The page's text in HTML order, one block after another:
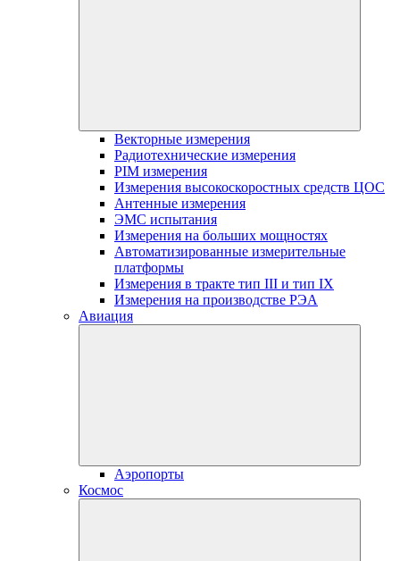
Векторные измерения
Радиотехнические измерения
PIM измерения
Измерения высокоскоростных средств ЦОС
Антенные измерения
ЭМС испытания
Измерения на больших мощностях
Автоматизированные измерительные
платформы
Измерения в тракте тип III и тип IX
Измерения на производстве РЭА
Авиация
Аэропорты
Космос